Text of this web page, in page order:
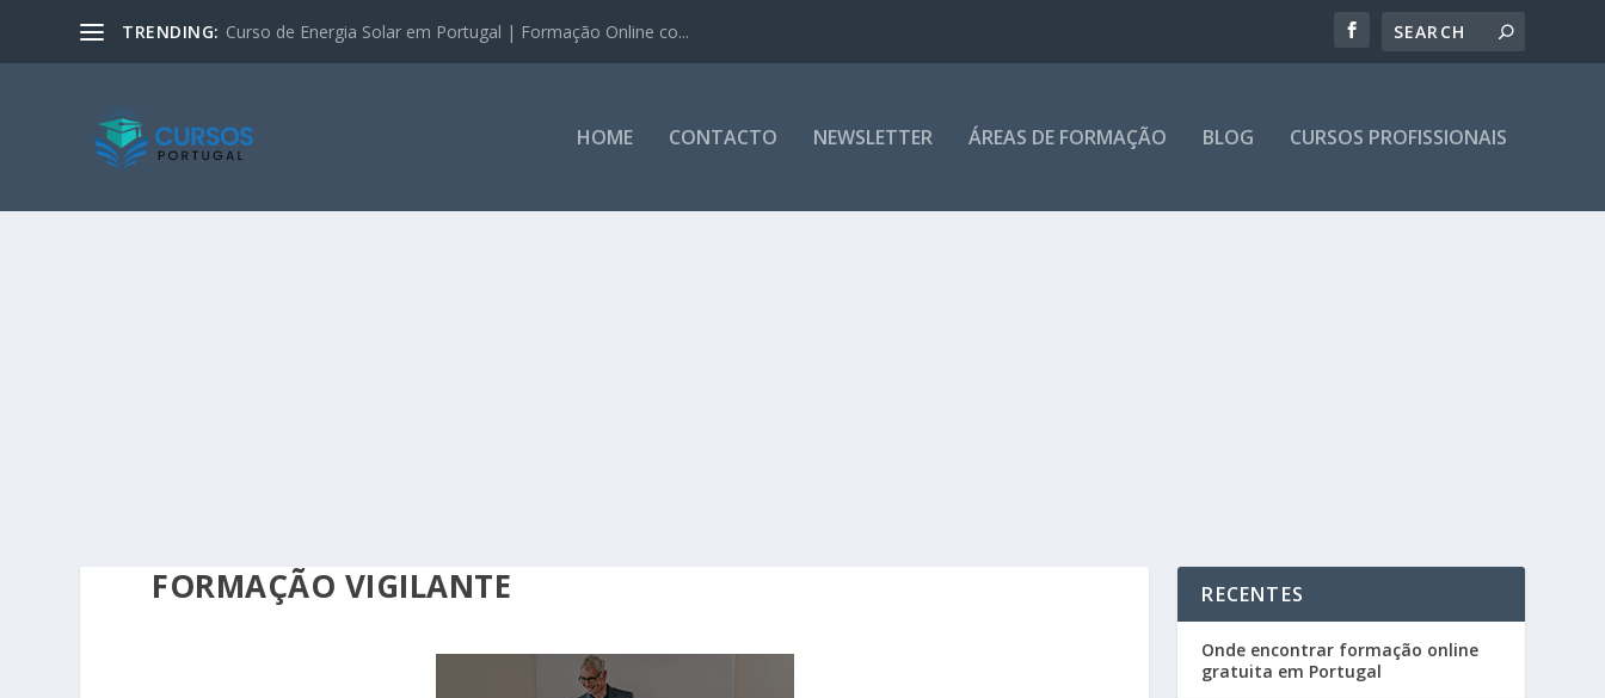
TRENDING: Curso de Energia Solar em Portugal | Formação Online co...
HOME CONTACTO NEWSLETTER ÁREAS DE FORMAÇÃO BLOG CURSOS PROFISSIONAIS
FORMAÇÃO VIGILANTE RECENTES
Onde encontrar formação online
gratuita em Portugal